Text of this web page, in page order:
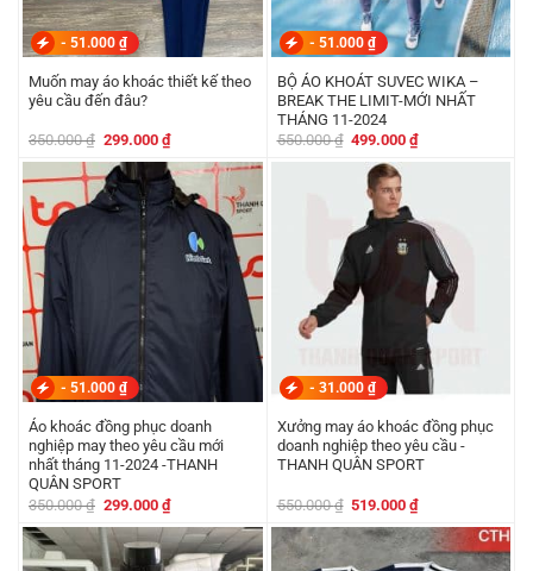
- 51.000 ₫
Muốn may áo khoác thiết kế theo
yêu cầu đến đâu?
350.000₫ Giá
là:
350.000 ₫.
299.000 ₫Giá
hiện
tại
là:
299.000 ₫.
- 51.000 ₫
BỘ ÁO KHOÁT SUVEC WIKA –
BREAK THE LIMIT-MỚI NHẤT
THÁNG 11-2024
550.000₫ Giá
là:
550.000 ₫.
499.000₫Giá
- 51.000 ₫
Áo khoác đồng phục doanh
nghiệp may theo yêu cầu mới
nhất tháng 11-2024 -THANH
QUÂN SPORT
350.000₫ Giá
là:
350.000 ₫.
299.000 ₫Giá
hiện
tại
là:
299.000 ₫.
- 31.000 ₫
Xưởng may áo khoác đồng phục
doanh nghiệp theo yêu cầu -
THANH QUÂN SPORT
550.000₫ Giá
là:
550.000 ₫.
519.000₫Giá
tại
là:
519.000 ₫.